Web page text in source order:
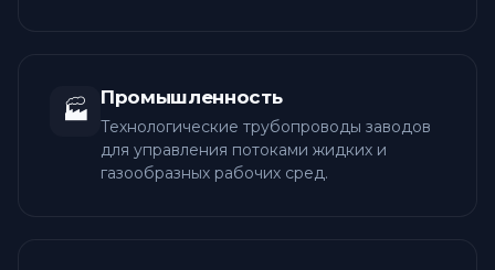
🏭 Промышленность
Технологические трубопроводы заводов
для управления потоками жидких и
газообразных рабочих сред.